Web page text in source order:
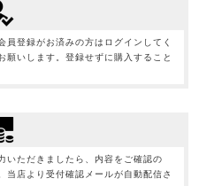
員登録がお済みの方はログインしてく
願いします。登録せずに購入すること
いただきましたら、内容をご確認の
当店より受付確認メールが自動配信さ